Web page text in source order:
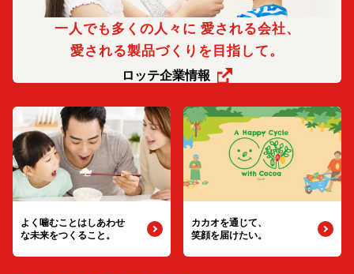
一人でも多くの人々に 愛される会社、
愛される製品づくりを目指して。
ロッテ企業情報
よく噛むことはしあわせ
な未来をつくること。
カカオを通じて、
笑顔を届けたい。